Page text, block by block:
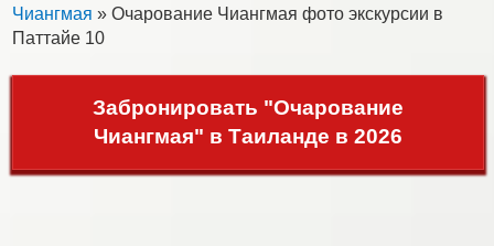
Чиангмая » Очарование Чиангмая фото экскурсии в
Паттайе 10
Забронировать "Очарование
Чиангмая" в Таиланде в 2026